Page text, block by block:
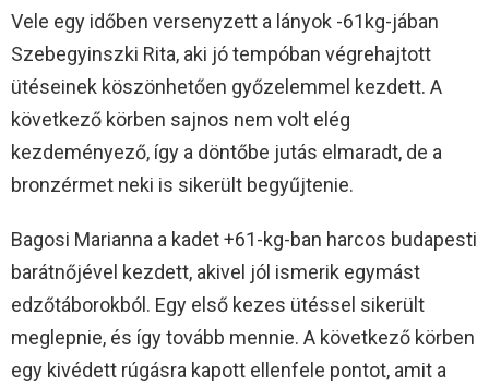
Vele egy időben versenyzett a lányok -61kg-jában
Szebegyinszki Rita, aki jó tempóban végrehajtott
ütéseinek köszönhetően győzelemmel kezdett. A
következő körben sajnos nem volt elég
kezdeményező, így a döntőbe jutás elmaradt, de a
bronzérmet neki is sikerült begyűjtenie.
Bagosi Marianna a kadet +61-kg-ban harcos budapesti
barátnőjével kezdett, akivel jól ismerik egymást
edzőtáborokból. Egy első kezes ütéssel sikerült
meglepnie, és így tovább mennie. A következő körben
egy kivédett rúgásra kapott ellenfele pontot, amit a